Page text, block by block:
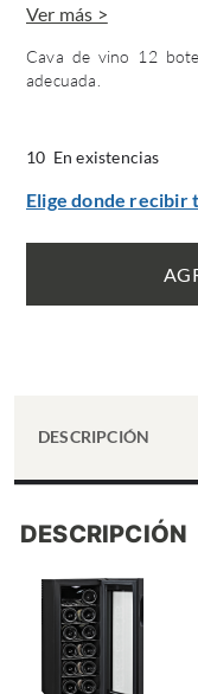
Ver más >
Cava de vino 12
adecuada.
10 En existencias
Elige donde recibir
DESCRIPCIÓN
DESCRIPCIÓN